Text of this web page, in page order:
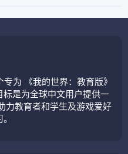
为 《我的世界：教育版》
是为全球中文用户提供一
力教育者和学生及游戏爱好